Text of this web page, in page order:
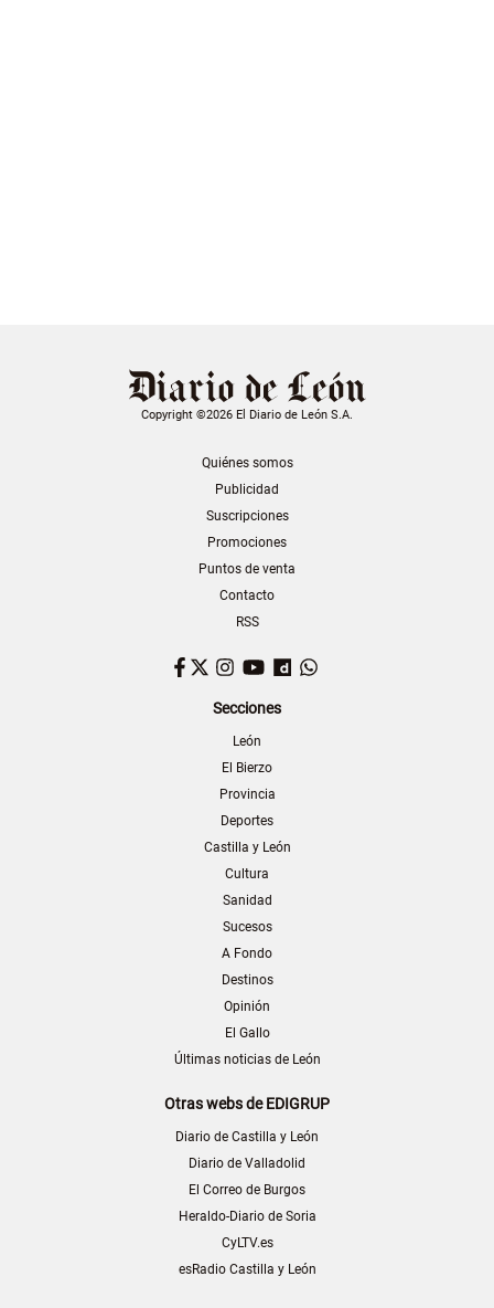
Copyright ©2026 El Diario de León S.A.
Quiénes somos
Publicidad
Suscripciones
Promociones
Puntos de venta
Contacto
RSS
Facebook
TwitterInstagram
YouTubeDailymotion
Secciones
León
El Bierzo
Provincia
Deportes
Castilla y León
Cultura
Sanidad
Sucesos
A Fondo
Destinos
Opinión
El Gallo
Últimas noticias de León
Otras webs de EDIGRUP
Diario de Castilla y León
Diario de Valladolid
El Correo de Burgos
Heraldo-Diario de Soria
CyLTV.es
esRadio Castilla y León